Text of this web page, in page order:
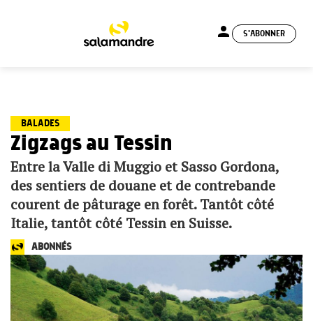
person S'ABONNER
BALADES
Zigzags au Tessin
Entre la Valle di Muggio et Sasso Gordona,
des sentiers de douane et de contrebande
courent de pâturage en forêt. Tantôt côté
Italie, tantôt côté Tessin en Suisse.
ABONNÉS